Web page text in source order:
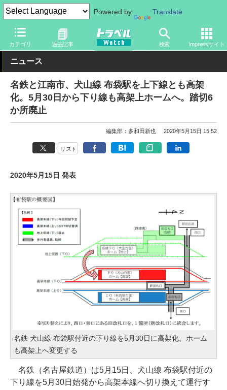
Powered by Translate
カテゴリ 過去記事 検索 Impressサイト
トラベル Watch 地域 国内旅行 中部
ニュース
名鉄と江南市、犬山線 布袋駅を上下線とも高架
化。5月30日から下り線も高架上ホームへ。踏切6
か所廃止
編集部：多和田新也 2020年5月15日 15:52
リスト
2020年5月15日 発表
名鉄 犬山線 布袋駅付近の下り線を5月30日に高架化。ホーム
も高架上へ変更する
名鉄（名古屋鉄道）は5月15日、犬山線 布袋駅付近の
下り線を5月30日始発から高架本線へ切り換えて運行す